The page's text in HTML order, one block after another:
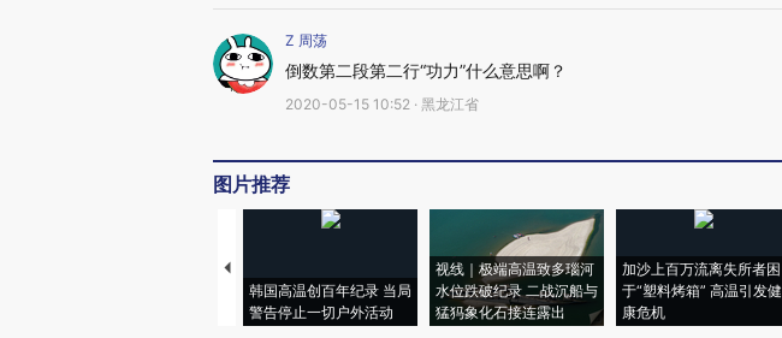
Z 周荡
倒数第二段第二行“功力”什么意思啊？
2020-05-15 10:52 · 黑龙江省
图片推荐
韩国高温创百年纪录 当局
警告停止一切户外活动
视线｜极端高温致多瑙河
水位跌破纪录 二战沉船与
猛犸象化石接连露出
加沙上百万流离失所者困
于“塑料烤箱” 高温引发健
康危机